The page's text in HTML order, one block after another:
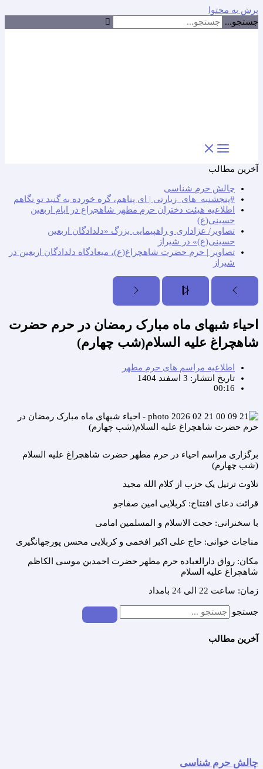
پرش به محتوا
جستجو...
آخرین مطالب
چالش حرم شناسی
#پنجشنبه_های_زیارتی | ای پناهم، گره خورده به گنبد تو نگاهم
اطلاعیه هیئت دختران حرم مطهر شاهچراغ در ایام اربعین
حسینی(ع)
تصاویر/ عزاداری و راهپیمایی بزرگ «دلدادگان اربعین
حسینی(ع)» در شیراز
تصاویر | حرم حضرت شاهچراغ(ع)، میعادگاه دلدادگان اربعین در
شیراز
احیاء شبهای ماه مبارک رمضان در حرم حضرت
شاهچراغ علیه السلام(شب چهارم)
اطلاعیه مراسم های حرم مطهر
تاریخ انتشار: 3 اسفند 1404
00:16
برگزاری مراسم احیاء در حرم مطهر حضرت شاهچراغ علیه السلام
(شب چهارم)
تلاوت ترتیل یک حزب از کلام الله مجید
قرائت دعای افتتاح: کربلایی امین صفاجو
با سخنرانی: حجت الاسلام و المسلمین امامی
مناجات خوانی: حاج علی اکبر افخمی و کربلایی محسن پورجهانگیری
مکان: رواق دارالعباده حرم مطهر حضرت احمدبن موسی الکاظم
شاهچراغ علیه السلام
زمان: ساعت 22 الی 24 بامداد
جستجو
آخرین مطالب
چالش حرم شناسی